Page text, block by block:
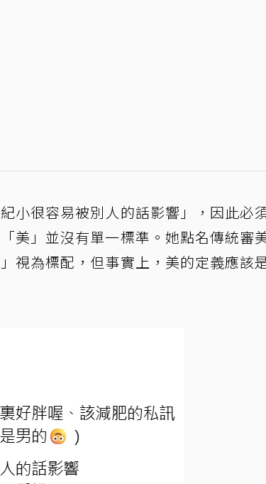
小很容易被別人的話影響」，因此必
美」並沒有單一標準。她點名傳統審
視為標配，但事實上，美的定義應該